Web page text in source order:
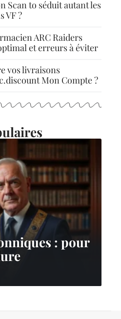
Scan to séduit autant les
VF ?
ARC Raiders
et erreurs à éviter
vos livraisons
Mon Compte ?
: pour